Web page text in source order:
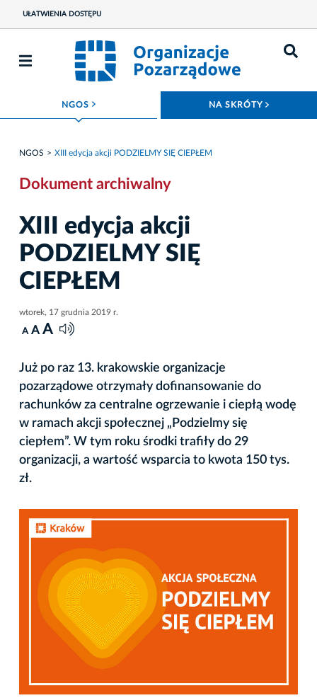
UŁATWIENIA DOSTĘPU
NGOS ROZWIŃ MENU NA SKRÓTY
NGOS XIII edycja akcji PODZIELMY SIĘ CIEPŁEM
Dokument archiwalny
XIII edycja akcji
PODZIELMY SIĘ
CIEPŁEM
wtorek, 17 grudnia 2019 r.
A A A
Już po raz 13. krakowskie organizacje
pozarządowe otrzymały dofinansowanie do
rachunków za centralne ogrzewanie i ciepłą wodę
w ramach akcji społecznej „Podzielmy się
ciepłem”. W tym roku środki trafiły do 29
organizacji, a wartość wsparcia to kwota 150 tys.
zł.